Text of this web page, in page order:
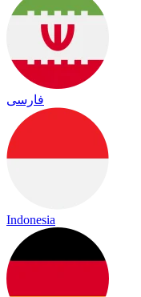
فارسی
Indonesia